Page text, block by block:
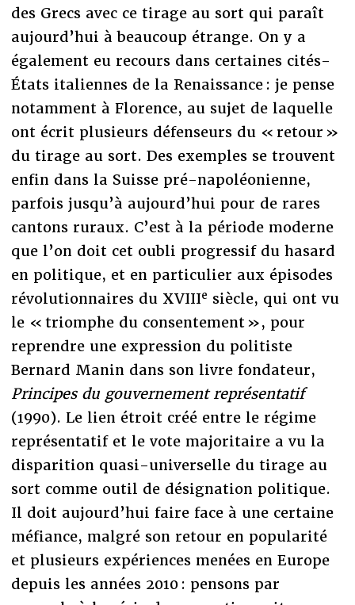
des Grecs avec ce tirage au sort qui paraît
aujourd’hui à beaucoup étrange. On y a
également eu recours dans certaines cités-
États italiennes de la Renaissance : je pense
notamment à Florence, au sujet de laquelle
ont écrit plusieurs défenseurs du « retour »
du tirage au sort. Des exemples se trouvent
enfin dans la Suisse pré-napoléonienne,
parfois jusqu’à aujourd’hui pour de rares
cantons ruraux. C’est à la période moderne
que l’on doit cet oubli progressif du hasard
en politique, et en particulier aux épisodes
révolutionnaires du XVIIIe siècle, qui ont vu
le « triomphe du consentement », pour
reprendre une expression du politiste
Bernard Manin dans son livre fondateur,
Principes du gouvernement représentatif
(1990). Le lien étroit créé entre le régime
représentatif et le vote majoritaire a vu la
disparition quasi-universelle du tirage au
sort comme outil de désignation politique.
Il doit aujourd’hui faire face à une certaine
méfiance, malgré son retour en popularité
et plusieurs expériences menées en Europe
depuis les années 2010 : pensons par